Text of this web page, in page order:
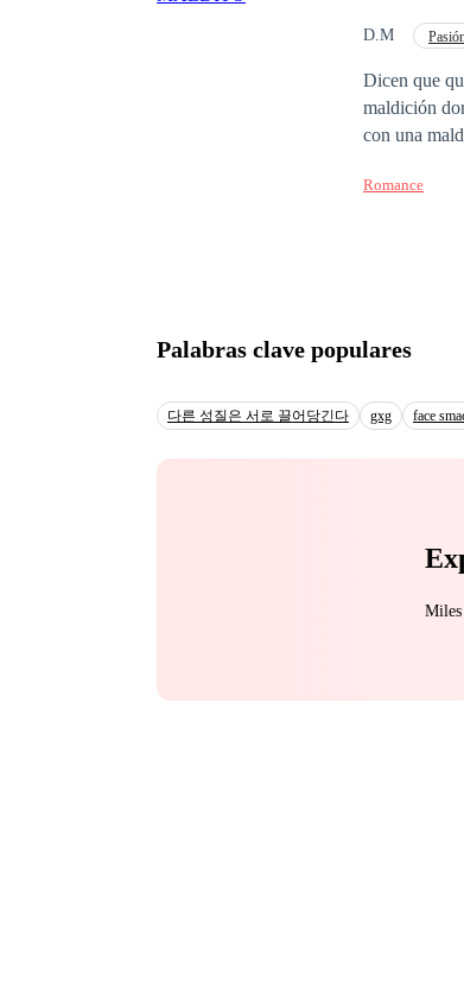
D.M
Dicen que
maldición dormida durante siglos. Lucian
con una
oscuro
Romance
Palabras clave populares
다른 성질은 서로 끌어당긴다 gxg face
Miles